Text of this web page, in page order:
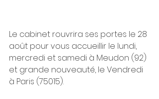
Le cabinet rouvrira ses portes le 28
août pour vous accueillir le lundi,
mercredi et samedi à Meudon (92)
et grande nouveauté, le Vendredi
à Paris (75015).